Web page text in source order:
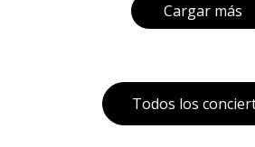
Cargar más
Todos los